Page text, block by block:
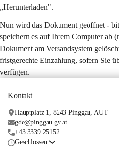
„Herunterladen".
Nun wird das Dokument geöffnet -
speichern es auf Ihrem Computer ab
Dokument am Versandsystem
fristgerechte Einzahlung, sofern Sie
verfügen.
Kontakt
Hauptplatz 1, 8243 Pinggau, AUT
gde@pinggau.gv.at
+43 3339 25152
Geschlossen